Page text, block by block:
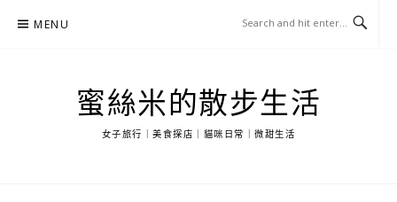
MENU
蜜絲米的散步生活
女子旅行｜美食探店｜貓咪日常｜微甜生活